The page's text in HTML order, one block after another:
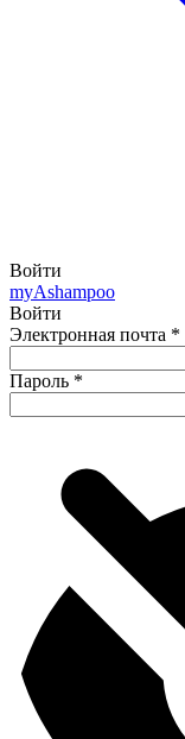
Войти
myAshampoo
Войти
Электронная почта *
Пароль *